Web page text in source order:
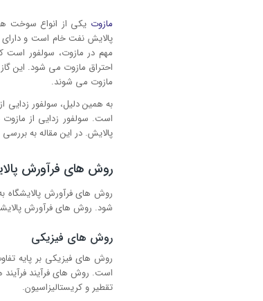
مازوت یکی از انواع سوخت
پالایش نفت خام است و
احتراق مازوت می شود. این
مازوت می شوند.
به همین دلیل، سولفور
است. سولفور زدایی از
پالایش. در این مقاله به
روش های فرآورش
روش های فرآورش پالایشگاه
شود. روش های فرآورش
روش های فیزیکی
روش های فیزیکی بر پایه
است. روش های فرآیند فرآیند
تقطیر و کریستالیزاسیون.